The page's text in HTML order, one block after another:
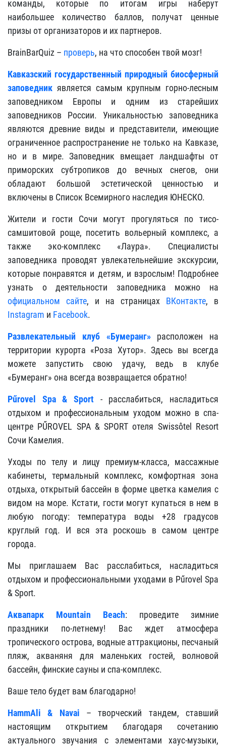
команды, которые по итогам игры наберут
наибольшее количество баллов, получат ценные
призы от организаторов и их партнеров.
BrainBarQuiz – проверь, на что способен твой мозг!
Кавказский государственный природный биосферный
заповедник является самым крупным горно-лесным
заповедником Европы и одним из старейших
заповедников России. Уникальностью заповедника
являются древние виды и представители, имеющие
ограниченное распространение не только на Кавказе,
но и в мире. Заповедник вмещает ландшафты от
приморских субтропиков до вечных снегов, они
обладают большой эстетической ценностью и
включены в Список Всемирного наследия ЮНЕСКО.
Жители и гости Сочи могут прогуляться по тисо-
самшитовой роще, посетить вольерный комплекс, а
также эко-комплекс «Лаура». Специалисты
заповедника проводят увлекательнейшие экскурсии,
которые понравятся и детям, и взрослым! Подробнее
узнать о деятельности заповедника можно на
официальном сайте, и на страницах ВКонтакте, в
Instagram и Facebook.
Развлекательный клуб «Бумеранг» расположен на
территории курорта «Роза Хутор». Здесь вы всегда
можете запустить свою удачу, ведь в клубе
«Бумеранг» она всегда возвращается обратно!
Pűrovel Spa & Sport - расслабиться, насладиться
отдыхом и профессиональным уходом можно в спа-
центре PŰROVEL SPA & SPORT отеля Swissôtel Resort
Сочи Камелия.
Уходы по телу и лицу премиум-класса, массажные
кабинеты, термальный комплекс, комфортная зона
отдыха, открытый бассейн в форме цветка камелия с
видом на море. Кстати, гости могут купаться в нем в
любую погоду: температура воды +28 градусов
круглый год. И вся эта роскошь в самом центре
города.
Мы приглашаем Вас расслабиться, насладиться
отдыхом и профессиональными уходами в Pűrovel Spa
& Sport.
Аквапарк Mountain Beach: проведите зимние
праздники по-летнему! Вас ждет атмосфера
тропического острова, водные аттракционы, песчаный
пляж, акваняня для маленьких гостей, волновой
бассейн, финские сауны и спа-комплекс.
Ваше тело будет вам благодарно!
HammAli & Navai – творческий тандем, ставший
настоящим открытием благодаря сочетанию
актуального звучания с элементами хаус-музыки,